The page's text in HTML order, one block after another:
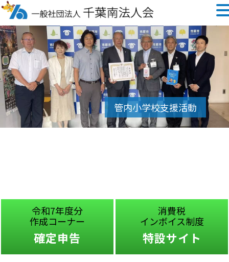
令和7年度分
作成コーナー
確定申告
消費税
インボイス制度
特設サイト